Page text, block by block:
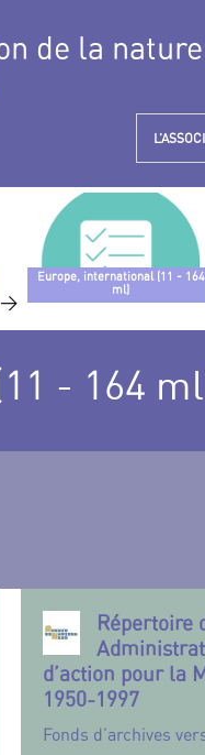
de la nature
>
Europe, international (11 - 164
ml)
- 164
Répertoire
d’action pour la
1950-1997
Fonds d’archives